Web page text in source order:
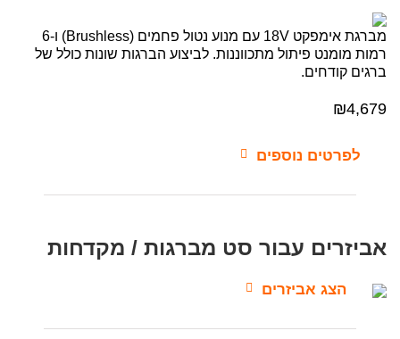
מברגת אימפקט 18V עם מנוע נטול פחמים (Brushless) ו-6
רמות מומנט פיתול מתכווננות. לביצוע הברגות שונות כולל של
ברגים קודחים.
₪4,679
לפרטים נוספים
אביזרים עבור סט מברגות / מקדחות
הצג אביזרים